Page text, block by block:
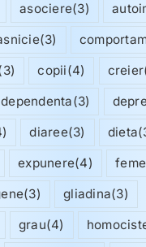
asociere(3)
(3)
copii(4) creier
dependenta(3)
diaree(3) dieta
expunere(4)
(3) gliadina(3)
grau(4)